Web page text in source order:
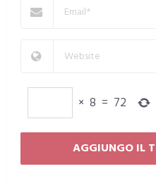
× 8 = 72